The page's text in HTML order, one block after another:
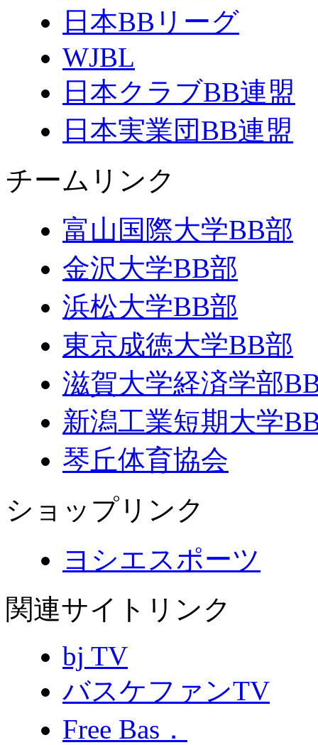
日本BBリーグ
WJBL
日本クラブBB連盟
日本実業団BB連盟
チームリンク
富山国際大学BB部
金沢大学BB部
浜松大学BB部
東京成徳大学BB部
滋賀大学経済学部
新潟工業短期大学
琴丘体育協会
ショップリンク
ヨシエスポーツ
関連サイトリンク
bj TV
バスケファンTV
Free Bas．